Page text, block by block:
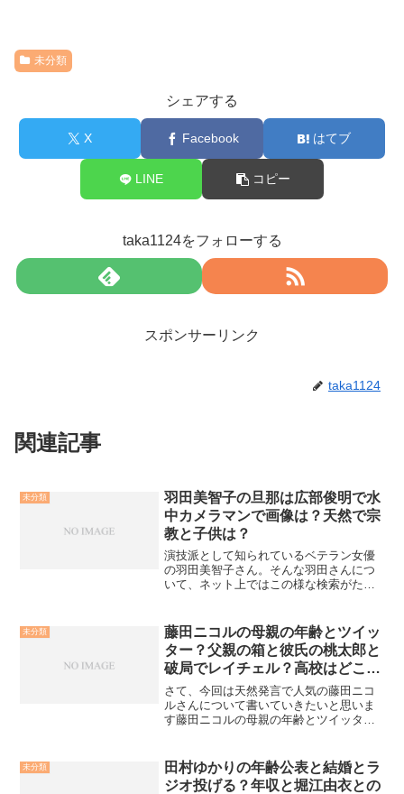
未分類
シェアする
X Facebook はてブ
LINE コピー
taka1124をフォローする
スポンサーリンク
taka1124
関連記事
未分類
羽田美智子の旦那は広部俊明で水
中カメラマンで画像は？天然で宗
教と子供は？
演技派として知られているベテラン女優
の羽田美智子さん。そんな羽田さんにつ
いて、ネット上ではこの様な検索がたく
ます。羽田美智子の旦那は広部俊明で水
中カメラマンで画像は？羽...
未分類
藤田ニコルの母親の年齢とツイッ
ター？父親の箱と彼氏の桃太郎と
破局でレイチェル？高校はどこで
動画？
さて、今回は天然発言で人気の藤田ニコ
ルさんについて書いていきたいと思いま
す藤田ニコルの母親の年齢とツイッタ
とても仲がいいそうで、ツイッターにも
お母さんが作ってくれたお弁...
未分類
田村ゆかりの年齢公表と結婚とラ
ジオ投げる？年収と堀江由衣との